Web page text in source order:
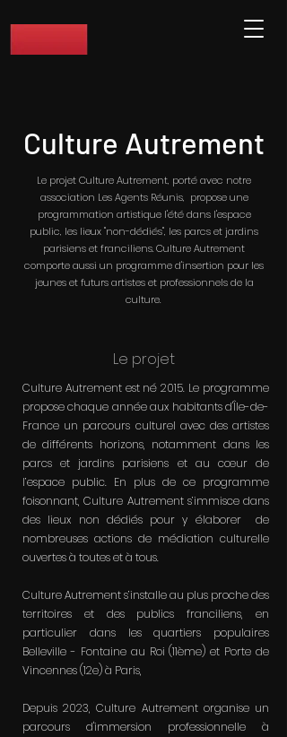
Culture Autrement
Le projet Culture Autrement, porté avec notre
association Les Agents Réunis, propose une
programmation artistique l'été dans l'espace
public, les lieux "non-dédiés", les parcs et jardins
parisiens et franciliens. Culture Autrement
comporte aussi un programme d'insertion pour les
jeunes etfuturs artistes et professionnels de la
culture.
Le projet
Culture Autrement est né 2015. Le programme
propose chaque année aux habitants d'Île-de-
France un parcours culturel avec des artistes
de différents horizons, notamment dans les
parcs et jardins parisiens et au cœur de
l’espace public. En plus de ce programme
foisonnant, Culture Autrement s’immisce dans
des lieux non dédiés pour y élaborer de
nombreuses actions de médiation culturelle
ouvertes à toutes et à tous.
Culture Autrement s’installe au plus proche des
territoires et des publics franciliens, en
particulier dans les quartiers populaires
Belleville - Fontaine au Roi (11ème) et Porte de
Vincennes (12e) à Paris,
Depuis 2023, Culture Autrement organise un
parcours d'immersion professionnelle à